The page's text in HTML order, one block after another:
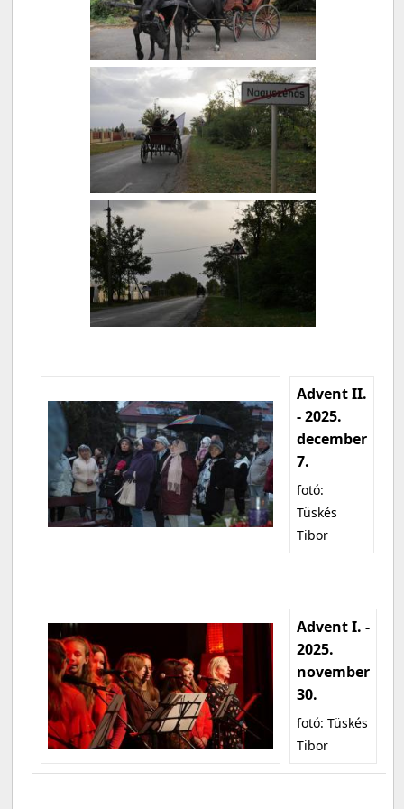
Advent II.
- 2025.
december
7.
fotó:
Tüskés
Tibor
Advent I. -
2025.
november
30.
fotó: Tüskés
Tibor